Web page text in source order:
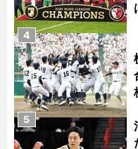
4
5